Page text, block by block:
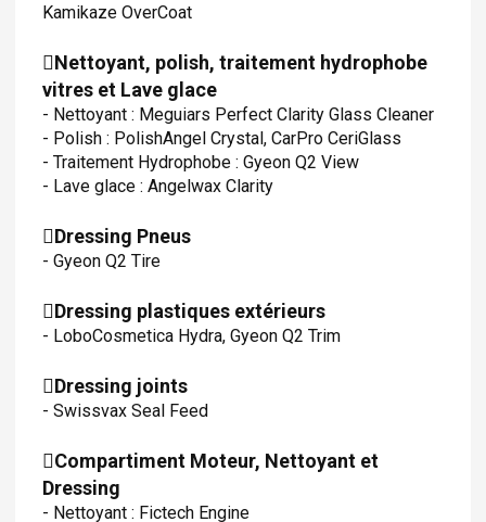
Kamikaze OverCoat
Nettoyant, polish, traitement hydrophobe
vitres et Lave glace
- Nettoyant : Meguiars Perfect Clarity Glass Cleaner
- Polish : PolishAngel Crystal, CarPro CeriGlass
- Traitement Hydrophobe : Gyeon Q2 View
- Lave glace : Angelwax Clarity
Dressing Pneus
- Gyeon Q2 Tire
Dressing plastiques extérieurs
- LoboCosmetica Hydra, Gyeon Q2 Trim
Dressing joints
- Swissvax Seal Feed
Compartiment Moteur, Nettoyant et
Dressing
- Nettoyant : Fictech Engine